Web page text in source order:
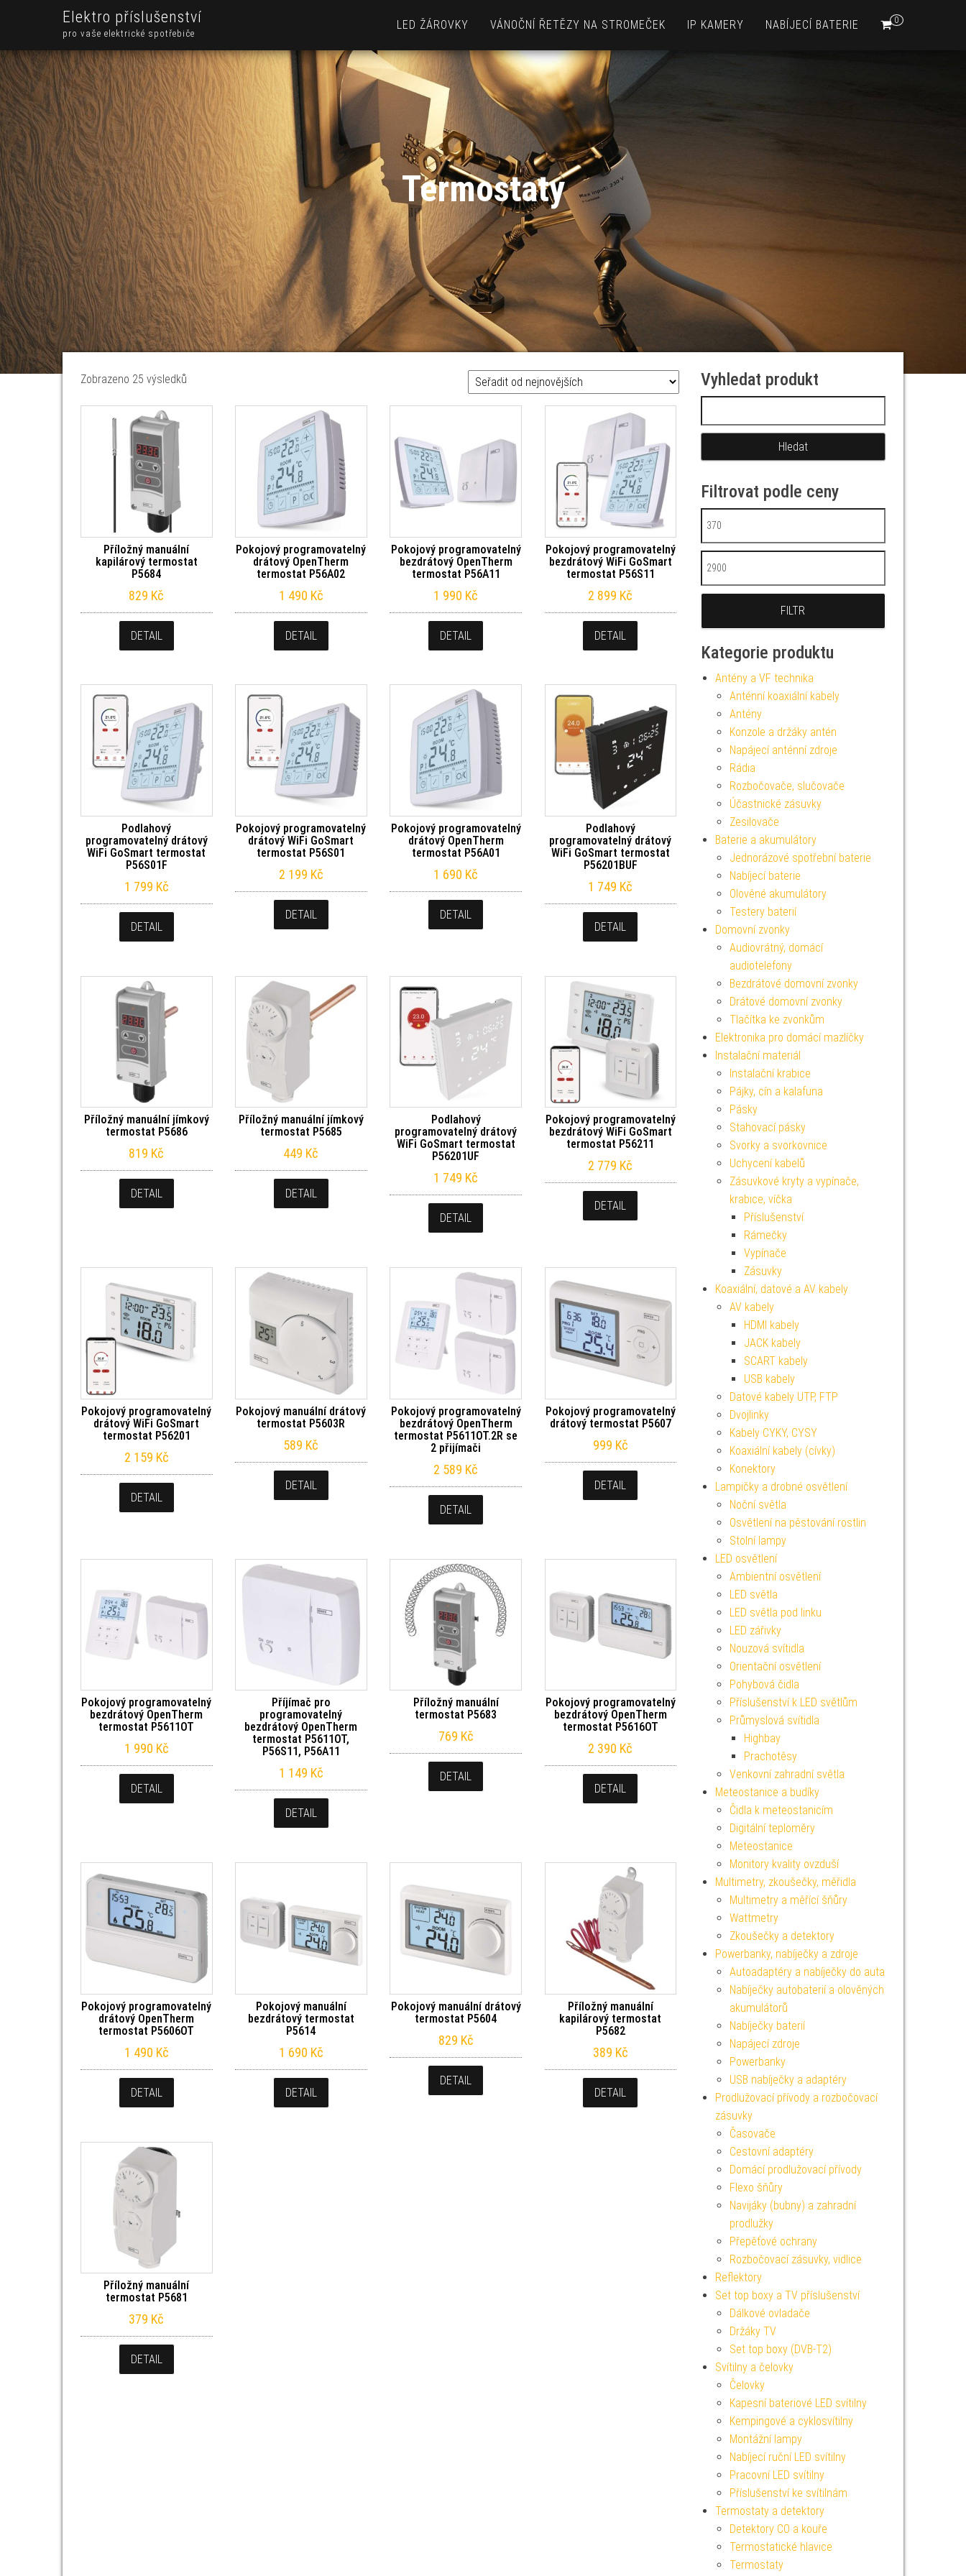
Elektro příslušenství
pro vaše elektrické spotřebiče
0
LED ŽÁROVKY VÁNOČNÍ ŘETĚZY NA STROMEČEK IP KAMERY NABÍJECÍ BATERIE
Termostaty
Zobrazeno 25 výsledků
Příložný manuální
kapilárový termostat
P5684
829 Kč
DETAIL
Pokojový programovatelný
drátový OpenTherm
termostat P56A02
1 490 Kč
DETAIL
Pokojový programovatelný
bezdrátový OpenTherm
termostat P56A11
1 990 Kč
DETAIL
Pokojový programovatelný
bezdrátový WiFi GoSmart
termostat P56S11
2 899 Kč
DETAIL
Podlahový
programovatelný drátový
WiFi GoSmart termostat
P56S01F
1 799 Kč
DETAIL
Pokojový programovatelný
drátový WiFi GoSmart
termostat P56S01
2 199 Kč
DETAIL
Pokojový programovatelný
drátový OpenTherm
termostat P56A01
1 690 Kč
DETAIL
Podlahový
programovatelný drátový
WiFi GoSmart termostat
P56201BUF
1 749 Kč
DETAIL
Příložný manuální jímkový
termostat P5686
819 Kč
DETAIL
Příložný manuální jímkový
termostat P5685
449 Kč
DETAIL
Podlahový
programovatelný drátový
WiFi GoSmart termostat
P56201UF
1 749 Kč
DETAIL
Pokojový programovatelný
bezdrátový WiFi GoSmart
termostat P56211
2 779 Kč
DETAIL
Pokojový programovatelný
drátový WiFi GoSmart
termostat P56201
2 159 Kč
DETAIL
Pokojový manuální drátový
termostat P5603R
589 Kč
DETAIL
Pokojový programovatelný
bezdrátový OpenTherm
termostat P5611OT.2R se
2 přijímači
2 589 Kč
DETAIL
Pokojový programovatelný
drátový termostat P5607
999 Kč
DETAIL
Pokojový programovatelný
bezdrátový OpenTherm
termostat P5611OT
1 990 Kč
DETAIL
Příjímač pro
programovatelný
bezdrátový OpenTherm
termostat P5611OT,
P56S11, P56A11
1 149 Kč
DETAIL
Příložný manuální
termostat P5683
769 Kč
DETAIL
Pokojový programovatelný
bezdrátový OpenTherm
termostat P5616OT
2 390 Kč
DETAIL
Pokojový programovatelný
drátový OpenTherm
termostat P5606OT
1 490 Kč
DETAIL
Pokojový manuální
bezdrátový termostat
P5614
1 690 Kč
DETAIL
Pokojový manuální drátový
termostat P5604
829 Kč
DETAIL
Příložný manuální
kapilárový termostat
P5682
389 Kč
DETAIL
Příložný manuální
termostat P5681
379 Kč
DETAIL
Vyhledat produkt
Filtrovat podle ceny
Minimální cena
Maximální cena
FILTR
Kategorie produktu
Antény a VF technika
Anténní koaxiální kabely
Antény
Konzole a držáky antén
Napájecí anténní zdroje
Rádia
Rozbočovače, slučovače
Účastnické zásuvky
Zesilovače
Baterie a akumulátory
Jednorázové spotřební baterie
Nabíjecí baterie
Olověné akumulátory
Testery baterií
Domovní zvonky
Audiovrátný, domácí
audiotelefony
Bezdrátové domovní zvonky
Drátové domovní zvonky
Tlačítka ke zvonkům
Elektronika pro domácí mazlíčky
Instalační materiál
Instalační krabice
Pájky, cín a kalafuna
Pásky
Stahovací pásky
Svorky a svorkovnice
Uchycení kabelů
Zásuvkové kryty a vypínače,
krabice, víčka
Příslušenství
Rámečky
Vypínače
Zásuvky
Koaxiální, datové a AV kabely
AV kabely
HDMI kabely
JACK kabely
SCART kabely
USB kabely
Datové kabely UTP, FTP
Dvojlinky
Kabely CYKY, CYSY
Koaxiální kabely (cívky)
Konektory
Lampičky a drobné osvětlení
Noční světla
Osvětlení na pěstování rostlin
Stolní lampy
LED osvětlení
Ambientní osvětlení
LED světla
LED světla pod linku
LED zářivky
Nouzová svítidla
Orientační osvětlení
Pohybová čidla
Příslušenství k LED světlům
Průmyslová svítidla
Highbay
Prachotěsy
Venkovní zahradní světla
Meteostanice a budíky
Čidla k meteostanicím
Digitální teploměry
Meteostanice
Monitory kvality ovzduší
Multimetry, zkoušečky, měřidla
Multimetry a měřící šňůry
Wattmetry
Zkoušečky a detektory
Powerbanky, nabíječky a zdroje
Autoadaptéry a nabíječky do auta
Nabíječky autobaterií a olověných
akumulátorů
Nabíječky baterií
Napájecí zdroje
Powerbanky
USB nabíječky a adaptéry
Prodlužovací přívody a rozbočovací
zásuvky
Časovače
Cestovní adaptéry
Domácí prodlužovací přívody
Flexo šňůry
Navijáky (bubny) a zahradní
prodlužky
Přepěťové ochrany
Rozbočovací zásuvky, vidlice
Reflektory
Set top boxy a TV příslušenství
Dálkové ovladače
Držáky TV
Set top boxy (DVB-T2)
Svítilny a čelovky
Čelovky
Kapesní bateriové LED svítilny
Kempingové a cyklosvítilny
Montážní lampy
Nabíjecí ruční LED svítilny
Pracovní LED svítilny
Příslušenství ke svítilnám
Termostaty a detektory
Detektory CO a kouře
Termostatické hlavice
Termostaty